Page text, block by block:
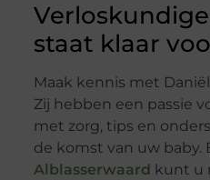
staat klaar
Maak kennis met
Zij hebben een passie
met zorg, tips en
de komst van uw baby.
Alblasserwaard kunt u